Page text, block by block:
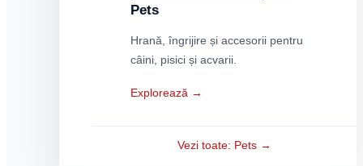
Pets
Hrană, îngrijire și accesorii pentru
câini, pisici și acvarii.
Explorează →
Vezi toate: Pets →